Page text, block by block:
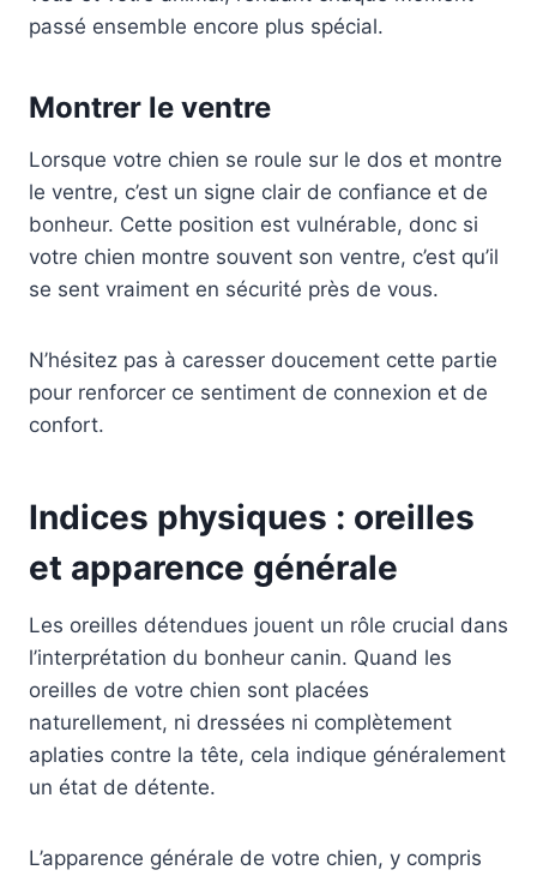
passé ensemble encore plus spécial.
Montrer le ventre
Lorsque votre chien se roule sur le dos et montre
le ventre, c’est un signe clair de confiance et de
bonheur. Cette position est vulnérable, donc si
votre chien montre souvent son ventre, c’est qu’il
se sent vraiment en sécurité près de vous.
N’hésitez pas à caresser doucement cette partie
pour renforcer ce sentiment de connexion et de
confort.
Indices physiques : oreilles
et apparence générale
Les oreilles détendues jouent un rôle crucial dans
l’interprétation du bonheur canin. Quand les
oreilles de votre chien sont placées
naturellement, ni dressées ni complètement
aplaties contre la tête, cela indique généralement
un état de détente.
L’apparence générale de votre chien, y compris